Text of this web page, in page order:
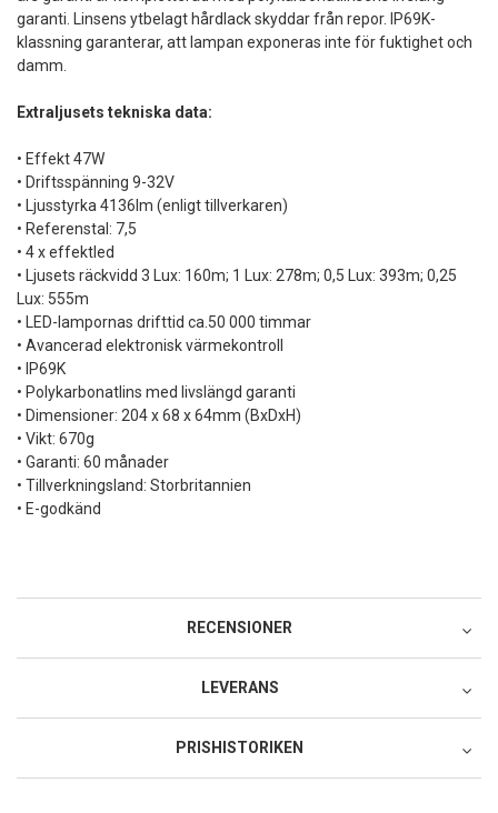
garanti. Linsens ytbelagt hårdlack skyddar från repor. IP69K-
klassning garanterar, att lampan exponeras inte för fuktighet och
damm.
Extraljusets tekniska data:
• Effekt 47W
• Driftsspänning 9-32V
• Ljusstyrka 4136lm (enligt tillverkaren)
• Referenstal: 7,5
• 4 x effektled
• Ljusets räckvidd 3 Lux: 160m; 1 Lux: 278m; 0,5 Lux: 393m; 0,25
Lux: 555m
• LED-lampornas drifttid ca.50 000 timmar
• Avancerad elektronisk värmekontroll
• IP69K
• Polykarbonatlins med livslängd garanti
• Dimensioner: 204 x 68 x 64mm (BxDxH)
• Vikt: 670g
• Garanti: 60 månader
• Tillverkningsland: Storbritannien
• E-godkänd
RECENSIONER
LEVERANS
Postnord MyPack Collect
PRISHISTORIKEN